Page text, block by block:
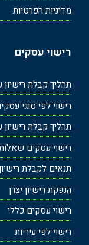
מדיניות הפרטיות
רישוי עסקים
תהליך קבלת
רישוי לפי סוגי
תהליך קבלת
רישוי עסקים
תנאים לקבלת
הנפקת רישיון יצרן
רישוי עסקים כללי
רישוי לפי עיריות